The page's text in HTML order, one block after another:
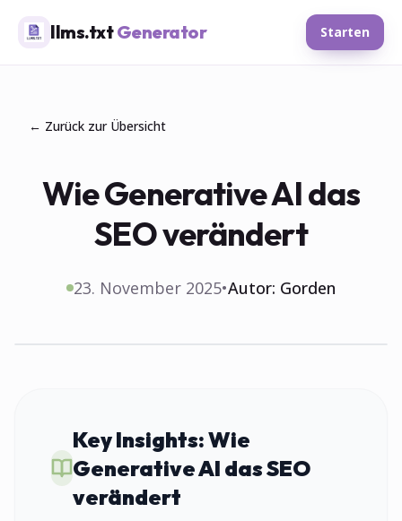
llms.txtGenerator Starten
← Zurück zur Übersicht
Wie Generative AI das
SEO verändert
23. November 2025•Autor: Gorden
Key Insights:Wie
Generative AI das SEO
verändert